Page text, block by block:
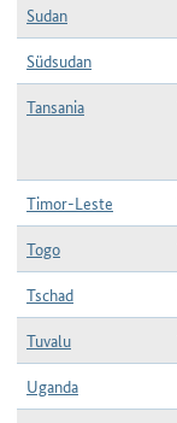
Sudan
Südsudan
Tansania
Timor-Leste
Togo
Tschad
Tuvalu
Uganda